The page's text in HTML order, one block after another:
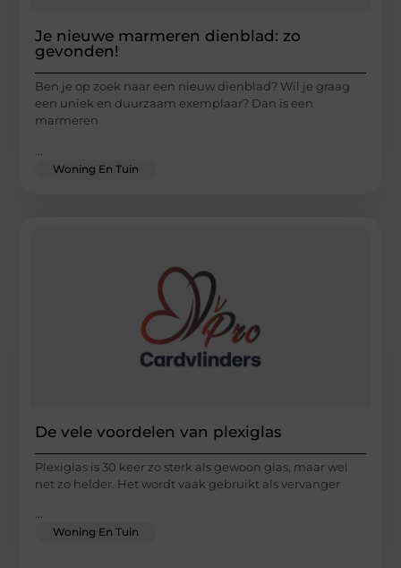
Je nieuwe marmeren dienblad: zo
gevonden!
Ben je op zoek naar een nieuw dienblad? Wil je graag
een uniek en duurzaam exemplaar? Dan is een
marmeren
Woning En Tuin
De vele voordelen van plexiglas
Plexiglas is 30 keer zo sterk als gewoon glas, maar wel
net zo helder. Het wordt vaak gebruikt als vervanger
Woning En Tuin